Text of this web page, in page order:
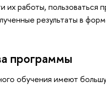
их работы, пользоваться
результаты в
программы
обучения имеют